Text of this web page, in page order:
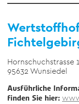
Hornschuchstrasse
95632 Wunsiedel
Ausführliche
finden Sie hier: